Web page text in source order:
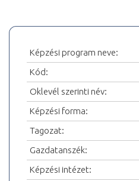
Képzési program neve:
Kód:
Oklevél szerinti név:
Képzési forma:
Tagozat:
Gazdatanszék:
Képzési intézet: